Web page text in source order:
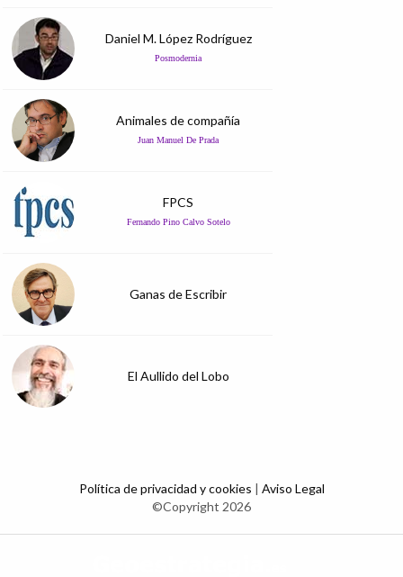
Daniel M. López Rodríguez
Posmodernia
Animales de compañía
Juan Manuel De Prada
FPCS
Fernando Pino Calvo Sotelo
Ganas de Escribir
El Aullido del Lobo
Política de privacidad y cookies | Aviso Legal
©Copyright 2026